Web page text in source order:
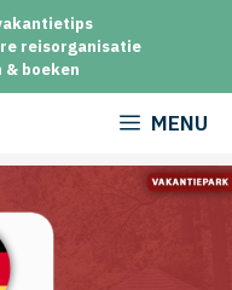
reisorganisatie
boeken
MENU